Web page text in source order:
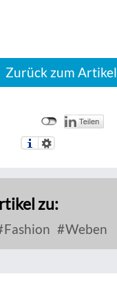
Zurück zum Artikel
zu:
Fashion Weben